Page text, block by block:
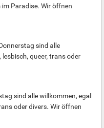
Paradise. Wir öffnen
sind alle
queer, trans oder
sind alle willkommen, egal
oder divers. Wir öffnen